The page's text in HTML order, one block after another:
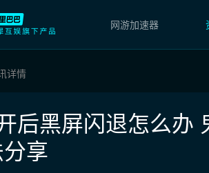
网游加速器
详情
后黑屏闪退怎么办
享